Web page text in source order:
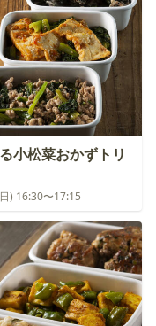
小松菜おかずトリ
) 16:30〜17:15